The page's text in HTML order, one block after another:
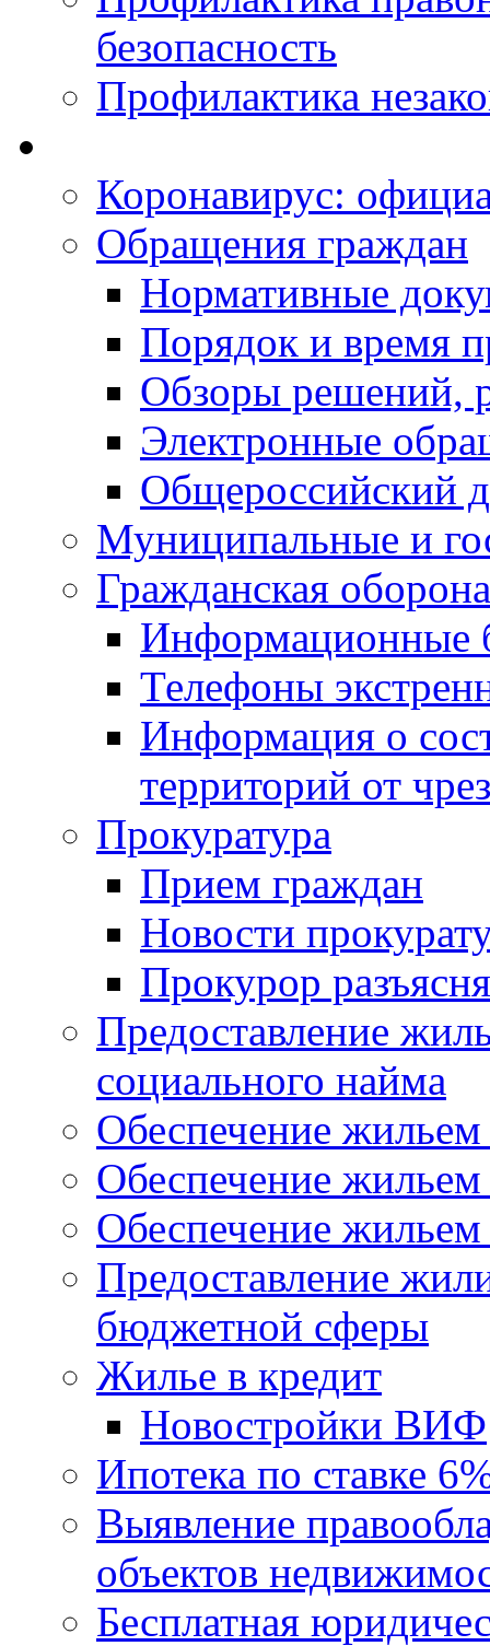
безопасность
Профилактика
Коронавирус:
Обращения граждан
Нормативные
Порядок и время
Обзоры решений,
Электронные
Общероссийский
Муниципальные и
Гражданская
Информационные
Телефоны
Информация о
территорий от
Прокуратура
Прием граждан
Новости
Прокурор
Предоставление
социального найма
Обеспечение
Обеспечение
Обеспечение жильем
Предоставление
бюджетной сферы
Жилье в кредит
Новостройки ВИФ
Ипотека по ставке
Выявление
объектов
Бесплатная